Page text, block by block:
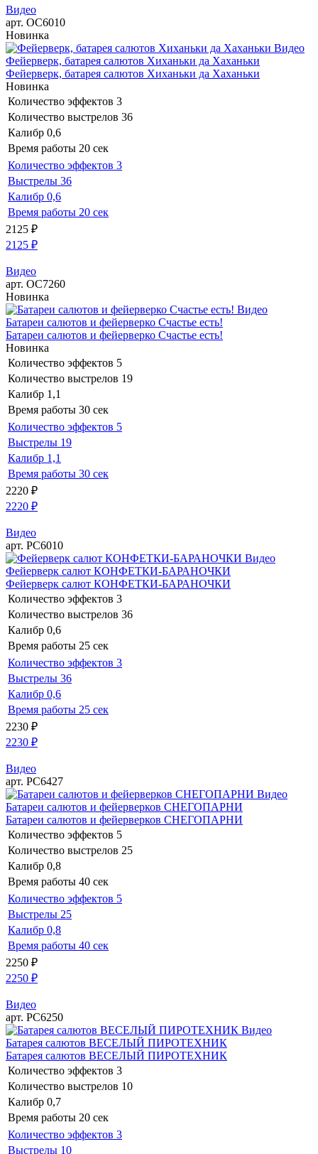
Видео
арт. ОС6010
Новинка
Видео
Фейерверк, батарея салютов Хиханьки да Хаханьки
Фейерверк, батарея салютов Хиханьки да Хаханьки
Новинка
Количество эффектов 3
Количество выстрелов 36
Калибр 0,6
Время работы 20 сек
Количество эффектов 3
Выстрелы 36
Калибр 0,6
Время работы 20 сек
2125 ₽
2125 ₽
Видео
арт. ОС7260
Новинка
Видео
Батареи салютов и фейерверко Счастье есть!
Батареи салютов и фейерверко Счастье есть!
Новинка
Количество эффектов 5
Количество выстрелов 19
Калибр 1,1
Время работы 30 сек
Количество эффектов 5
Выстрелы 19
Калибр 1,1
Время работы 30 сек
2220 ₽
2220 ₽
Видео
арт. РС6010
Видео
Фейерверк салют КОНФЕТКИ-БАРАНОЧКИ
Фейерверк салют КОНФЕТКИ-БАРАНОЧКИ
Количество эффектов 3
Количество выстрелов 36
Калибр 0,6
Время работы 25 сек
Количество эффектов 3
Выстрелы 36
Калибр 0,6
Время работы 25 сек
2230 ₽
2230 ₽
Видео
арт. РС6427
Видео
Батареи салютов и фейерверков СНЕГОПАРНИ
Батареи салютов и фейерверков СНЕГОПАРНИ
Количество эффектов 5
Количество выстрелов 25
Калибр 0,8
Время работы 40 сек
Количество эффектов 5
Выстрелы 25
Калибр 0,8
Время работы 40 сек
2250 ₽
2250 ₽
Видео
арт. РС6250
Видео
Батарея салютов ВЕСЕЛЫЙ ПИРОТЕХНИК
Батарея салютов ВЕСЕЛЫЙ ПИРОТЕХНИК
Количество эффектов 3
Количество выстрелов 10
Калибр 0,7
Время работы 20 сек
Количество эффектов 3
Выстрелы 10